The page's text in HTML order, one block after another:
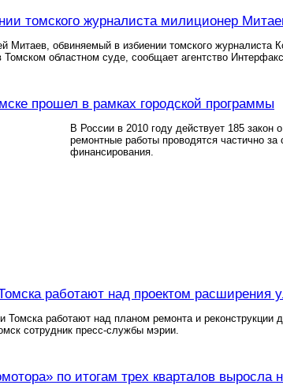
томского журналиста милиционер
Митаев, обвиняемый в избиении томского журналиста
Томском областном суде, сообщает агентство
прошел в рамках городской программы
В России в 2010 году действует 185 закон
ремонтные работы проводятся частично
финансирования.
работают над проектом расширения
Томска работают над планом ремонта и реконструкции
сотрудник пресс-службы мэрии.
по итогам трех кварталов выросла